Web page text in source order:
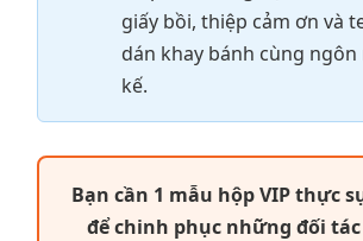
giấy bồi, thiệp cảm ơn và
dán khay bánh cùng
kế.
Bạn cần 1 mẫu hộp VIP thực
để chinh phục những đối